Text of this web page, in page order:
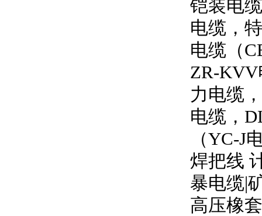
铠装电
电缆，
电缆（
ZR-KVV
力电缆，
电缆，
（YC-J
焊把线
暴电缆
高压橡